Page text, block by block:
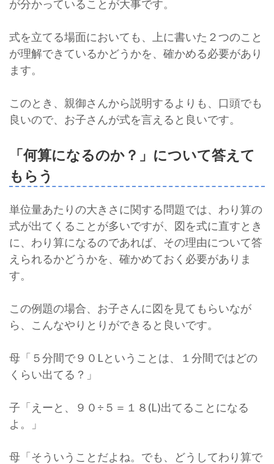
が分かっていることが大事です。
式を立てる場面においても、上に書いた２つのこと
が理解できているかどうかを、確かめる必要があり
ます。
このとき、親御さんから説明するよりも、口頭でも
良いので、お子さんが式を言えると良いです。
「何算になるのか？」について答えて
もらう
単位量あたりの大きさに関する問題では、わり算の
式が出てくることが多いですが、図を式に直すとき
に、わり算になるのであれば、その理由について答
えられるかどうかを、確かめておく必要がありま
す。
この例題の場合、お子さんに図を見てもらいなが
ら、こんなやりとりができると良いです。
母「５分間で９０Lということは、１分間ではどの
くらい出てる？」
子「えーと、９０÷５＝１８(L)出てることになる
よ。」
母「そういうことだよね。でも、どうしてわり算で